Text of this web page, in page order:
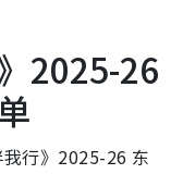
2025-26
行》2025-26 东